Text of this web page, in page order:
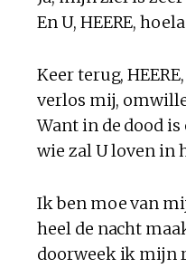
En U, HEERE,
Keer terug,
verlos mij,
Want in de dood is
wie zal U loven in
Ik ben moe van
heel de nacht
doorweek ik mijn